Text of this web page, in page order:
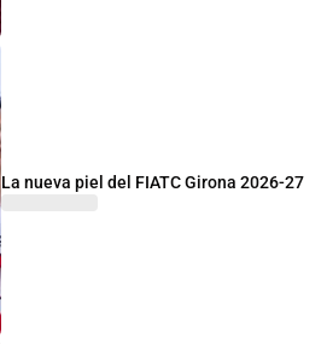
La nueva piel del FIATC Girona 2026-27